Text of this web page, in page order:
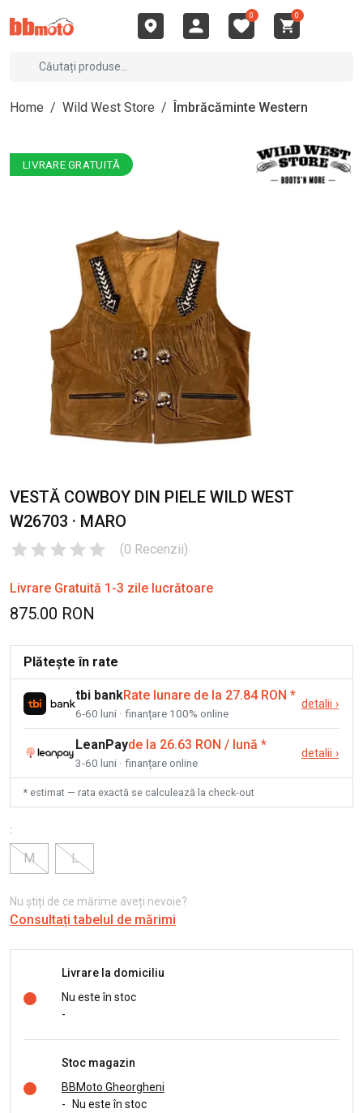
0 0
Home / Wild West Store / Îmbrăcăminte Western
LIVRARE GRATUITĂ
VESTĂ COWBOY DIN PIELE WILD WEST
W26703 · MARO
(0 Recenzii)
Livrare Gratuită 1-3 zile lucrătoare
875.00 RON
Plătește în rate
tbi bankRate lunare de la 27.84 RON *
6-60 luni · finanțare 100% online
detalii ›
LeanPayde la 26.63 RON / lună *
3-60 luni · finanțare online
detalii ›
* estimat — rata exactă se calculează la check-out
:
M
L
Nu știți de ce mărime aveți nevoie?
Consultați tabelul de mărimi
Livrare la domiciliu
Nu este în stoc
-
Stoc magazin
BBMoto Gheorgheni
-
Nu este în stoc